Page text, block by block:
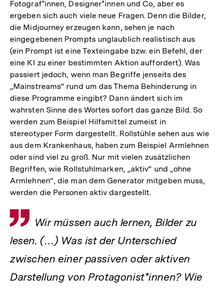
Fotograf*innen, Designer*innen und Co, aber es
ergeben sich auch viele neue Fragen. Denn die Bilder,
die Midjourney erzeugen kann, sehen je nach
eingegebenen Prompts unglaublich realistisch aus
(ein Prompt ist eine Texteingabe bzw. ein Befehl, der
eine KI zu einer bestimmten Aktion auffordert). Was
passiert jedoch, wenn man Begriffe jenseits des
„Mainstreams“ rund um das Thema Behinderung in
diese Programme eingibt? Dann ändert sich im
wahrsten Sinne des Wortes sofort das ganze Bild. So
werden zum Beispiel Hilfsmittel zumeist in
stereotyper Form dargestellt. Rollstühle sehen aus wie
aus dem Krankenhaus, haben zum Beispiel Armlehnen
oder sind viel zu groß. Nur mit vielen zusätzlichen
Begriffen, wie Rollstuhlmarken, „aktiv“ und „ohne
Armlehnen“, die man dem Generator mitgeben muss,
werden die Personen aktiv dargestellt.
Zitat
Wir müssen auch lernen, Bilder zu
lesen. (…) Was ist der Unterschied
zwischen einer passiven oder aktiven
Darstellung von Protagonist*innen? Wie